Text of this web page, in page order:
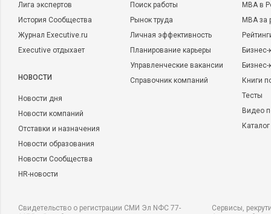
Лига экспертов
История Сообщества
Журнал Executive.ru
Executive отдыхает
НОВОСТИ
Новости дня
Новости компаний
Отставки и назначения
Новости образования
Новости Сообщества
HR-новости
Поиск работы
Рынок труда
Личная эффективность
Планирование карьеры
Управленческие вакансии
Справочник компаний
MBA в
MBA
Бизнес-
Книги
Тесты
Видео
Свидетельство о регистрации СМИ Эл NФС 77-
Сервисы,